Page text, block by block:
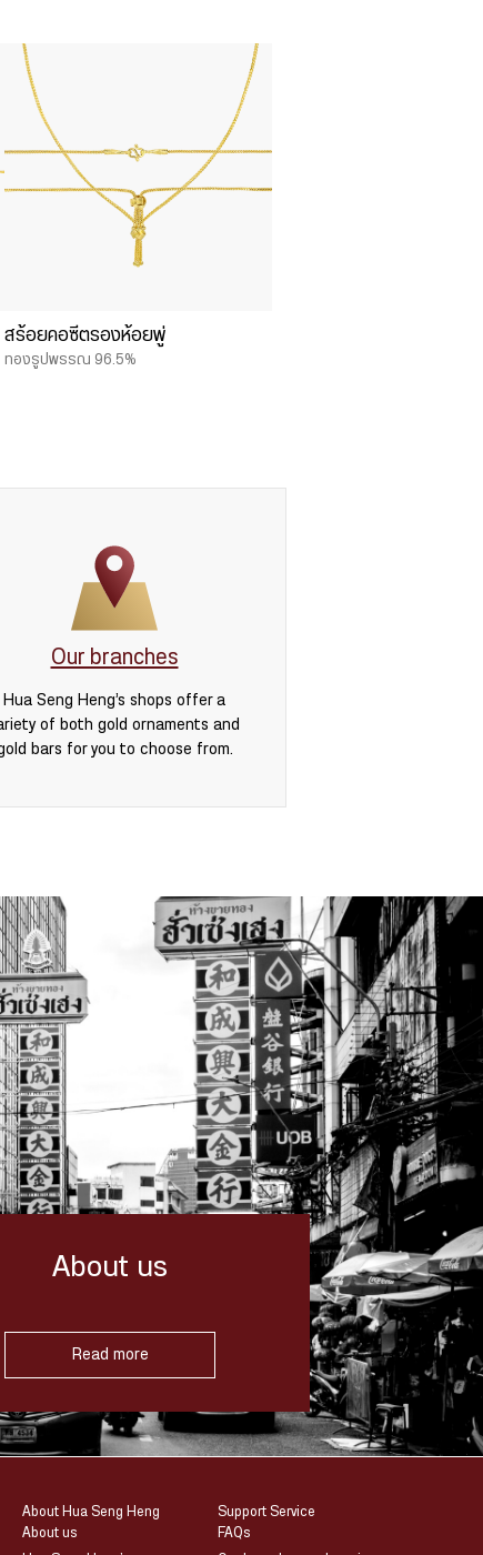
สร้อยคอซีตรองห้อยพู่
ทองรูปพรรณ 96.5%
Our branches
Hua Seng Heng’s shops offer a
of both gold ornaments and
bars for you to choose from.
About us
Read more
About Hua Seng Heng
About us
Support Service
FAQs